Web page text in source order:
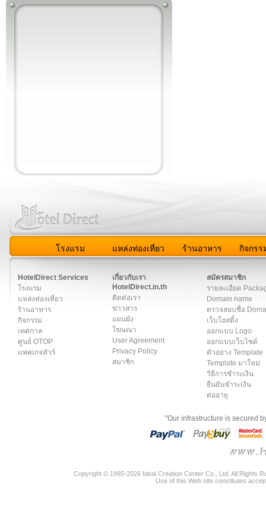
โรงแรม แหล่งท่องเที่ยว ร้านอาหาร กิจกรร
HotelDirect Services
โรงแรม
แหล่งท่องเที่ยว
ร้านอาหาร
กิจกรรม
เทศกาล
ศูนย์ OTOP
แพคเกจทัวร์
เกี่ยวกับเรา
HotelDirect.in.th
ติดต่อเรา
ข่าวสาร
แผนผัง
โฆษณา
User Agreement
Privacy Policy
สมาชิก
สมัครสมาชิก
รายละเอียด
Domain name
ตรวจสอบชื่อ
เว็บโฮสติ้ง
ออกแบบ Logo
ออกแบบเว็บไซต์
ตัวอย่าง Template
Template มาใหม่
วิธีการชำระเงิน
ยืนยันชำระเงิน
ต่ออายุ
"Our infrastructure is secured
Copyright © 1995-2026 Ideal Creation Center Co., Ltd. All Rights
Use of this Web site constitutes